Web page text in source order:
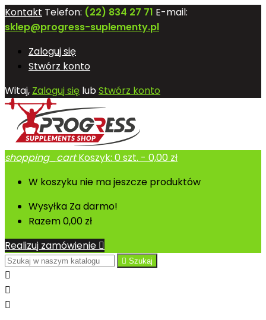
Kontakt Telefon: (22) 834 27 71 E-mail:
sklep@progress-suplementy.pl
Zaloguj się
Stwórz konto
Witaj, Zaloguj się lubStwórz konto
shopping_cart Koszyk: 0szt. - 0,00 zł
W koszyku nie ma jeszcze produktów
Wysyłka Za darmo!
Razem0,00 zł
Realizuj zamówienie 
 Szukaj


